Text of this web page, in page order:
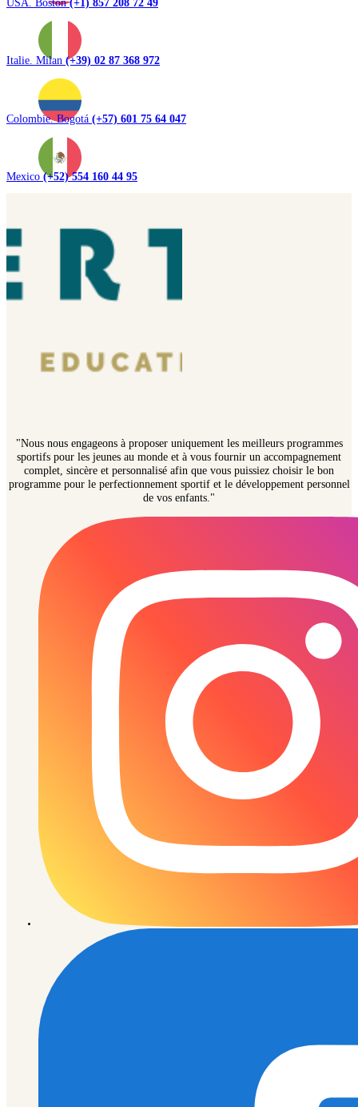
Italie. Milan (+39) 02 87 368 972
Colombie. Bogotá (+57) 601 75 64 047
Mexico (+52) 554 160 44 95
"Nous nous engageons à proposer uniquement les meilleurs programmes
sportifs pour les jeunes au monde et à vous fournir un accompagnement
complet, sincère et personnalisé afin que vous puissiez choisir le bon
programme pour le perfectionnement sportif et le développement personnel
de vos enfants."